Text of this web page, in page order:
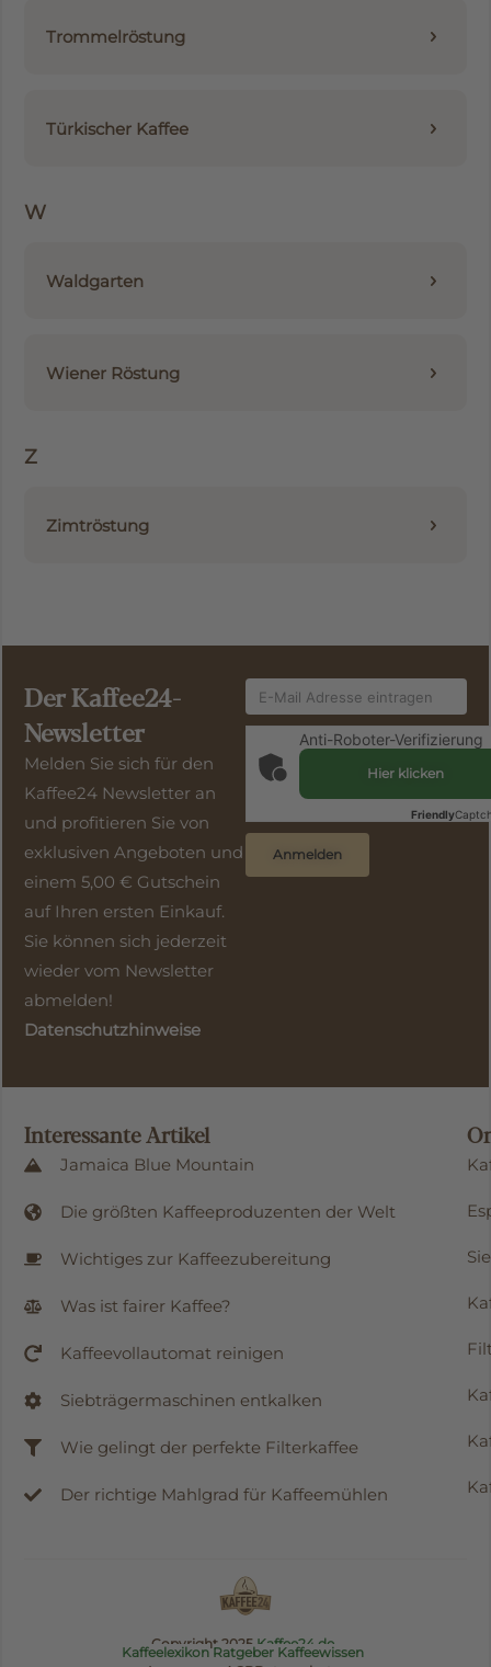
Trommelröstung
Türkischer Kaffee
W
Waldgarten
Wiener Röstung
Z
Zimtröstung
Der Kaffee24-
Newsletter
Melden Sie sich für den
Kaffee24 Newsletter an
und profitieren Sie von
exklusiven Angeboten und
einem 5,00 € Gutschein
auf Ihren ersten Einkauf.
Sie können sich jederzeit
wieder vom Newsletter
abmelden!
Datenschutzhinweise
Anti-Roboter-Verifizierung
Hier klicken
Friendly
Anmelden
Interessante Artikel
Jamaica Blue Mountain
Die größten Kaffeeproduzenten der Welt
Wichtiges zur Kaffeezubereitung
Was ist fairer Kaffee?
Kaffeevollautomat reinigen
Siebträgermaschinen entkalken
Wie gelingt der perfekte Filterkaffee
Der richtige Mahlgrad für Kaffeemühlen
Copyright 2025Kaffee24.de
Kaffeelexikon Ratgeber Kaffeewissen